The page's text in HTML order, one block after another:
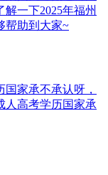
一下2025年福州
帮助到大家~
家承不承认呀，
人高考学历国家承